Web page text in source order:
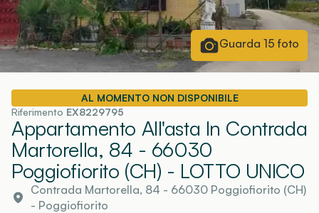
Guarda 15 foto
AL MOMENTO NON DISPONIBILE
Riferimento EX8229795
Appartamento All'asta In Contrada
Martorella, 84 - 66030
Poggiofiorito (CH) - LOTTO UNICO
Contrada Martorella, 84 - 66030 Poggiofiorito (CH)
- Poggiofiorito